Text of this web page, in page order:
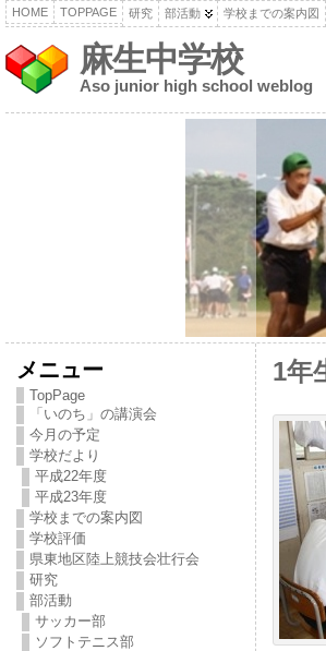
HOME TOPPAGE 研究 部活動 学校までの案内図
麻生中学校
Aso junior high school weblog
メニュー
TopPage
「いのち」の講演会
今月の予定
学校だより
平成22年度
平成23年度
学校までの案内図
学校評価
県東地区陸上競技会壮行会
研究
部活動
サッカー部
ソフトテニス部
1年